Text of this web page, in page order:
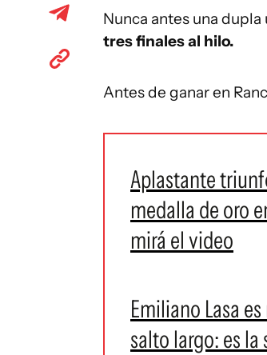
Nunca antes una
tres finales al hilo.
Antes de ganar en
Aplastante
medalla de oro
mirá el video
Emiliano Lasa
salto largo: es